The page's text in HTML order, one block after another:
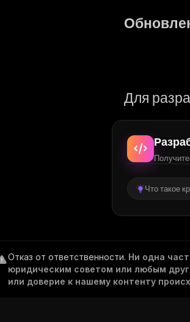
Для
Что такое
Отказ от ответственности. Ни одна
юридическим советом или любым
или доверие к нашему контенту